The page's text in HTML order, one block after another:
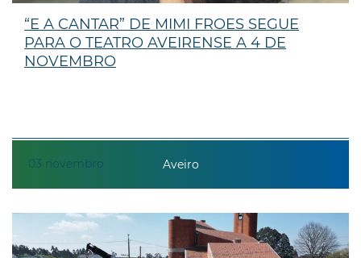
03 novembro
“E A CANTAR” DE MIMI FROES SEGUE
PARA O TEATRO AVEIRENSE A 4 DE
NOVEMBRO
Aveiro